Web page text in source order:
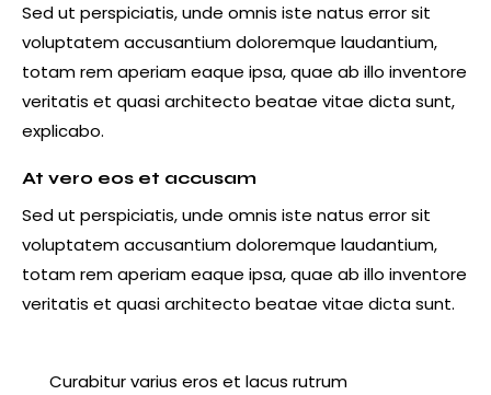
Sed ut perspiciatis, unde omnis iste natus error sit
voluptatem accusantium doloremque laudantium,
totam rem aperiam eaque ipsa, quae ab illo inventore
veritatis et quasi architecto beatae vitae dicta sunt,
explicabo.
At vero eos et accusam
Sed ut perspiciatis, unde omnis iste natus error sit
voluptatem accusantium doloremque laudantium,
totam rem aperiam eaque ipsa, quae ab illo inventore
veritatis et quasi architecto beatae vitae dicta sunt.
Curabitur varius eros et lacus rutrum